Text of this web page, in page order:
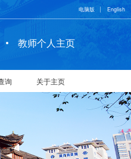
电脑版 English
教师个人主页
询 关于主页